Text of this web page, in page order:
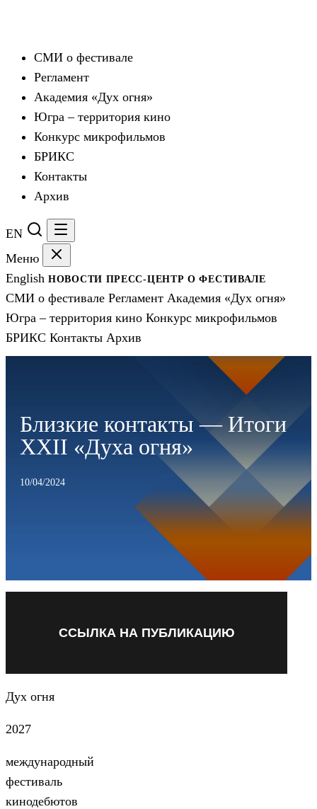
СМИ о фестивале
Регламент
Академия «Дух огня»
Югра – территория кино
Конкурс микрофильмов
БРИКС
Контакты
Архив
EN
Меню
English НОВОСТИ ПРЕСС-ЦЕНТРО ФЕСТИВАЛЕ
СМИ о фестивале Регламент Академия «Дух огня»
Югра – территория кино Конкурс микрофильмов
БРИКС Контакты Архив
Близкие контакты — Итоги
XXII «Духа огня»
10/04/2024
ССЫЛКА НА ПУБЛИКАЦИЮ
Дух огня
2027
международный
фестиваль
кинодебютов